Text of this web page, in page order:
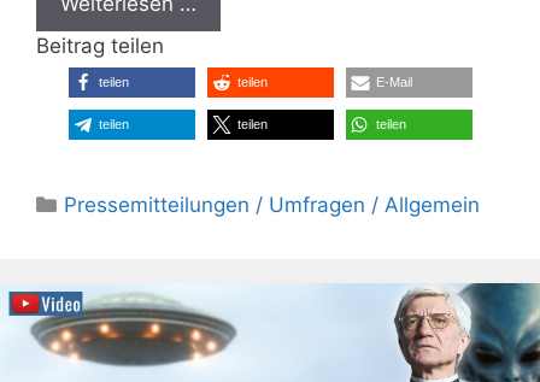
Beitrag teilen
teilen teilen E-Mail
teilen teilen teilen
Kategorien
Pressemitteilungen / Umfragen / Allgemein